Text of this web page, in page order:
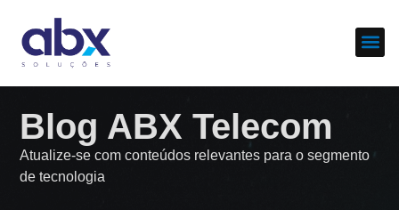
Blog ABX Telecom
Atualize-se com conteúdos relevantes para o segmento
de tecnologia